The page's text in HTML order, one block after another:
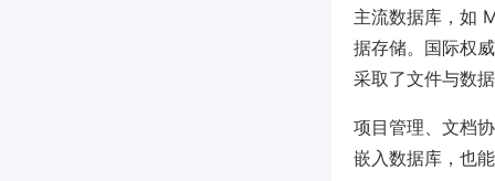
主流数据库，如
据存储。国际权
采取了文件与数
项目管理、文档
嵌入数据库，也